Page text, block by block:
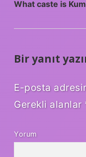
What caste is
Bir yanıt
E-posta
Gerekli alanlar
Yorum